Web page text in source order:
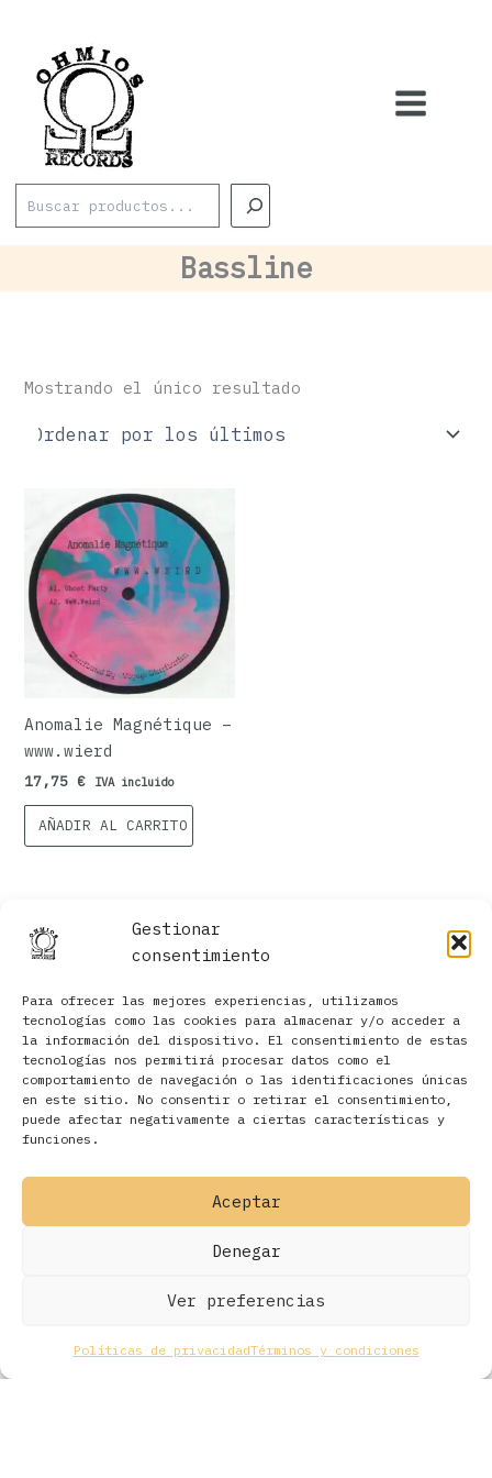
Gestionar
consentimiento
Para ofrecer las mejores experiencias, utilizamos
tecnologías como las cookies para almacenar y/o acceder a
la información del dispositivo. El consentimiento de estas
tecnologías nos permitirá procesar datos como el
comportamiento de navegación o las identificaciones únicas
en este sitio. No consentir o retirar el consentimiento,
puede afectar negativamente a ciertas características y
funciones.
Aceptar
Denegar
Ver preferencias
Políticas de privacidadTérminos y condiciones
contenido
Bassline
Filtros
Mostrando el único resultado
Anomalie Magnétique –
www.wierd
17,75 € IVA incluido
AÑADIR AL CARRITO